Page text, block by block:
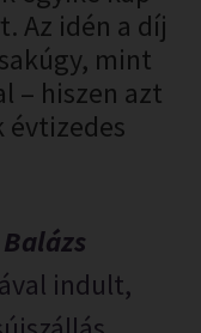
Az idén a díj
mint
– hiszen azt
évtizedes
indult,